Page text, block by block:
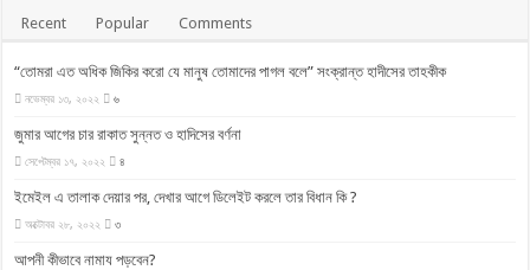
Recent Popular Comments
“তোমরা এত অধিক জিকির করো যে মানুষ তোমাদের পাগল বলে” সংক্রান্ত হাদীসের তাহকীক
নভেম্বর ১৩, ২০২২ ৬
জুমার আগের চার রাকাত সুন্নত ও হাদিসের বর্ণনা
সেপ্টেম্বর ১৭, ২০২২ ৪
ইমেইল এ তালাক দেয়ার পর, দেখার আগে ডিলেইট করলে তার বিধান কি ?
অক্টোবর ২৮, ২০২২ ৩
আপনী কীভাবে নামায পড়বেন?